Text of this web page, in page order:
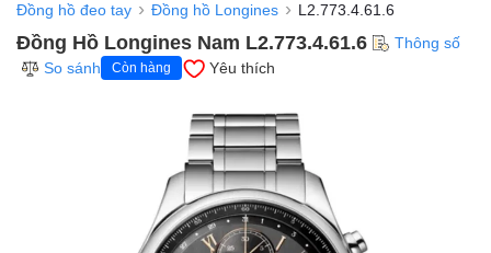
Đồng hồ đeo tay Đồng hồ Longines L2.773.4.61.6
Đồng Hồ Longines Nam L2.773.4.61.6
Thông số
So sánh
Còn hàng Yêu thích